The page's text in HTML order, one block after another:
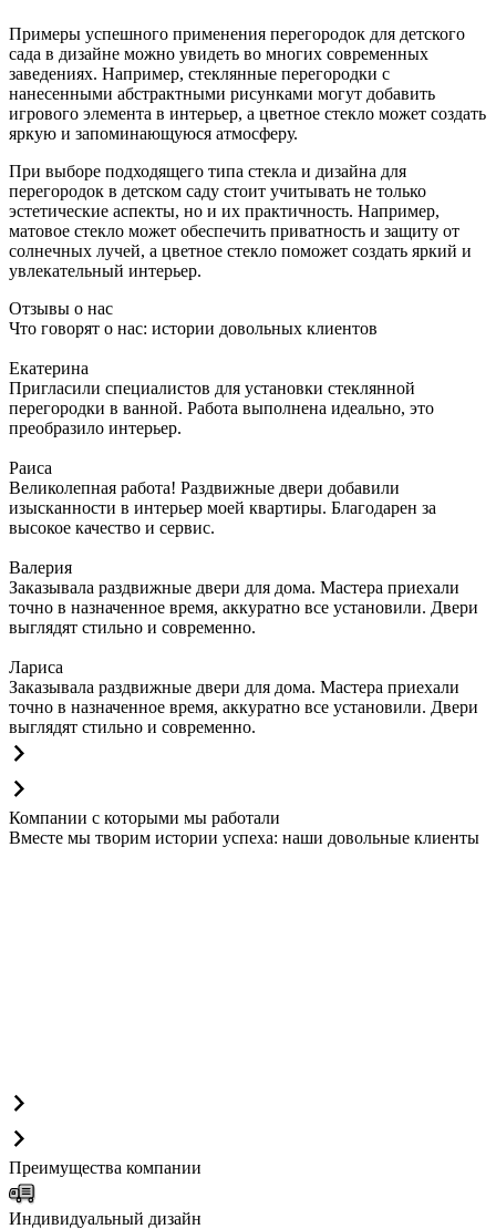
Примеры успешного применения перегородок для детского
сада в дизайне можно увидеть во многих современных
заведениях. Например, стеклянные перегородки с
нанесенными абстрактными рисунками могут добавить
игрового элемента в интерьер, а цветное стекло может создать
яркую и запоминающуюся атмосферу.
При выборе подходящего типа стекла и дизайна для
перегородок в детском саду стоит учитывать не только
эстетические аспекты, но и их практичность. Например,
матовое стекло может обеспечить приватность и защиту от
солнечных лучей, а цветное стекло поможет создать яркий и
увлекательный интерьер.
Отзывы о нас
Что говорят о нас: истории довольных клиентов
Екатерина
Пригласили специалистов для установки стеклянной
перегородки в ванной. Работа выполнена идеально, это
преобразило интерьер.
Раиса
Великолепная работа! Раздвижные двери добавили
изысканности в интерьер моей квартиры. Благодарен за
высокое качество и сервис.
Валерия
Заказывала раздвижные двери для дома. Мастера приехали
точно в назначенное время, аккуратно все установили. Двери
выглядят стильно и современно.
Лариса
Заказывала раздвижные двери для дома. Мастера приехали
точно в назначенное время, аккуратно все установили. Двери
выглядят стильно и современно.
Компании с которыми мы работали
Вместе мы творим истории успеха: наши довольные клиенты
Преимущества компании
Индивидуальный дизайн